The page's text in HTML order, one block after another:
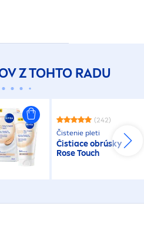
Z TOHTO RADU
(242)
Čistenie pleti
Čistiace obrúsky
RoseTouch